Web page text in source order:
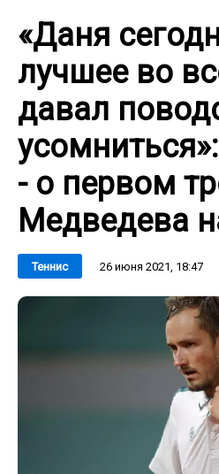
«Даня
лучшее во
давал
- о первом
Медведева
Теннис 26 июня 2021, 18:47